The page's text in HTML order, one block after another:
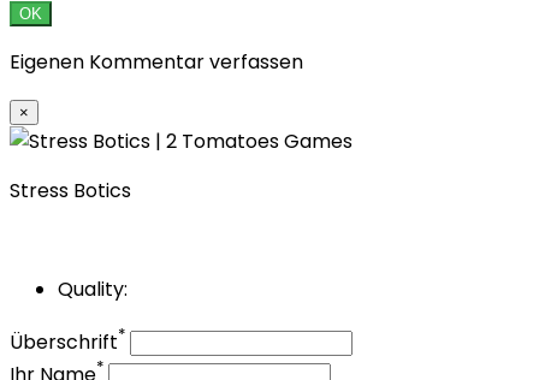
OK
Eigenen Kommentar verfassen
×
Stress Botics
Quality:
Überschrift*
*